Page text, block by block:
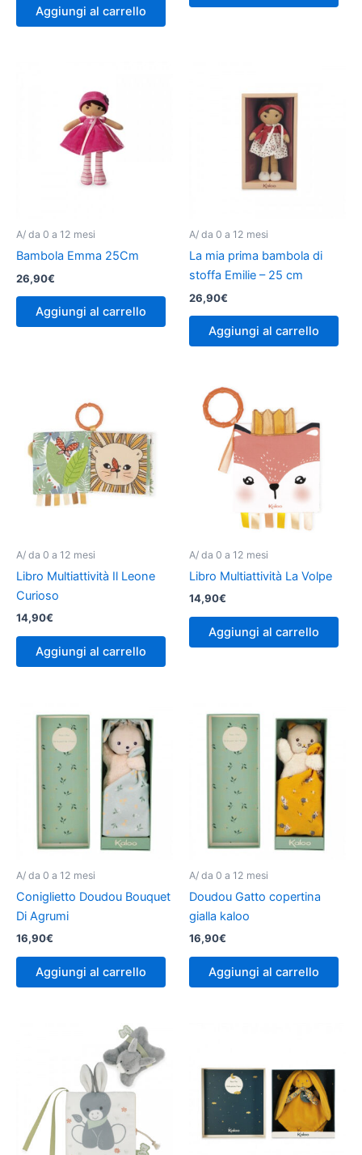
Aggiungi al carrello
A/ da 0 a 12 mesi
Bambola Emma 25Cm
26,90€
Aggiungi al carrello
A/ da 0 a 12 mesi
La mia prima bambola di
stoffa Emilie – 25 cm
26,90€
Aggiungi al carrello
A/ da 0 a 12 mesi
Libro Multiattività Il Leone
Curioso
14,90€
Aggiungi al carrello
A/ da 0 a 12 mesi
Libro Multiattività La Volpe
14,90€
Aggiungi al carrello
A/ da 0 a 12 mesi
Coniglietto Doudou Bouquet
Di Agrumi
16,90€
Aggiungi al carrello
A/ da 0 a 12 mesi
Doudou Gatto copertina
gialla kaloo
16,90€
Aggiungi al carrello